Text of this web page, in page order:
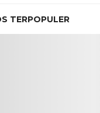
TERPOPULER